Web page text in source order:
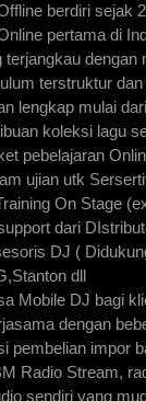
berdiri sejak
pertama di
terjangkau dengan
terstruktur
lengkap mulai
koleksi lagu
pebelajaran
ujian utk
On Stage
dari
DJ (
dll
Mobile DJ bagi
dengan
pembelian impor
Radio Stream,
sendiri yang